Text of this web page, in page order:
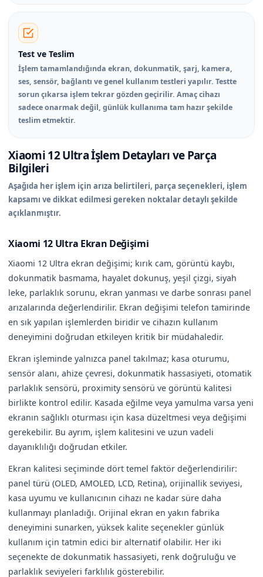
Test ve Teslim
İşlem tamamlandığında ekran, dokunmatik, şarj, kamera,
ses, sensör, bağlantı ve genel kullanım testleri yapılır. Testte
sorun çıkarsa işlem tekrar gözden geçirilir. Amaç cihazı
sadece onarmak değil, günlük kullanıma tam hazır şekilde
teslim etmektir.
Xiaomi 12 Ultra İşlem Detayları ve Parça
Bilgileri
Aşağıda her işlem için arıza belirtileri, parça seçenekleri, işlem
kapsamı ve dikkat edilmesi gereken noktalar detaylı şekilde
açıklanmıştır.
Xiaomi 12 Ultra Ekran Değişimi
Xiaomi 12 Ultra ekran değişimi; kırık cam, görüntü kaybı,
dokunmatik basmama, hayalet dokunuş, yeşil çizgi, siyah
leke, parlaklık sorunu, ekran yanması ve darbe sonrası panel
arızalarında değerlendirilir. Ekran değişimi telefon tamirinde
en sık yapılan işlemlerden biridir ve cihazın kullanım
deneyimini doğrudan etkileyen kritik bir müdahaledir.
Ekran işleminde yalnızca panel takılmaz; kasa oturumu,
sensör alanı, ahize çevresi, dokunmatik hassasiyeti, otomatik
parlaklık sensörü, proximity sensörü ve görüntü kalitesi
birlikte kontrol edilir. Kasada eğilme veya yamulma varsa yeni
ekranın sağlıklı oturması için kasa düzeltmesi veya değişimi
gerekebilir. Bu ayrım, işlem kalitesini ve uzun vadeli
dayanıklılığı doğrudan etkiler.
Ekran kalitesi seçiminde dört temel faktör değerlendirilir:
panel türü (OLED, AMOLED, LCD, Retina), orijinallik seviyesi,
kasa uyumu ve kullanıcının cihazı ne kadar süre daha
kullanmayı planladığı. Orijinal ekran en yakın fabrika
deneyimini sunarken, yüksek kalite seçenekler günlük
kullanım için tatmin edici bir alternatif olabilir. Her iki
seçenekte de dokunmatik hassasiyeti, renk doğruluğu ve
parlaklık seviyeleri farklılık gösterebilir.